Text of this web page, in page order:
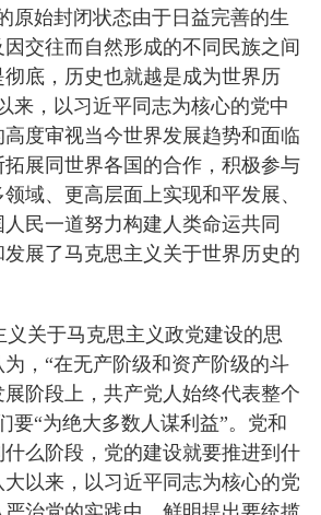
原始封闭状态由于日益完善的生
交往而自然形成的不同民族之间
底，历史也就越是成为世界历
来，以习近平同志为核心的党中
度审视当今世界发展趋势和面临
展同世界各国的合作，积极参与
域、更高层面上实现和平发展、
民一道努力构建人类命运共同
展了马克思主义关于世界历史的
关于马克思主义政党建设的思
，“在无产阶级和资产阶级的斗
阶段上，共产党人始终代表整个
要“为绝大多数人谋利益”。党和
什么阶段，党的建设就要推进到什
以来，以习近平同志为核心的党